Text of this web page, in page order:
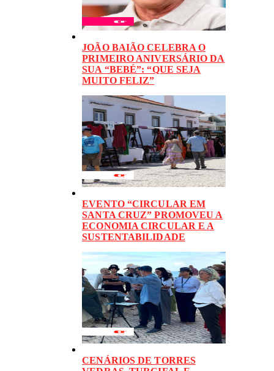
JOÃO BAIÃO CELEBRA O
PRIMEIRO ANIVERSÁRIO DA
SUA “BEBÉ”: “QUE SEJA
MUITO FELIZ”
EVENTO “CIRCULAR EM
SANTA CRUZ” PROMOVEU A
ECONOMIA CIRCULAR E A
SUSTENTABILIDADE
CENÁRIOS DE TORRES